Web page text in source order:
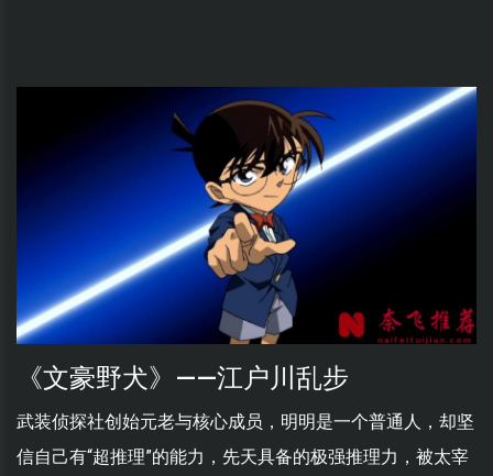
《文豪野犬》——江户川乱步
武装侦探社创始元老与核心成员，明明是一个普通人，却坚
信自己有“超推理”的能力，先天具备的极强推理力，被太宰